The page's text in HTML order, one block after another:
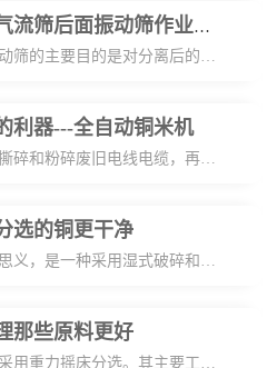
废旧杂线处理气流筛后面振动筛作业是什么？
利器---全自动铜米机
选的铜更干净
那些原料更好